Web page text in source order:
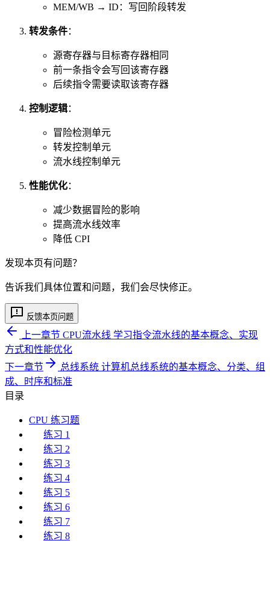
MEM/WB → ID：写回阶段转发
转发条件：
源寄存器与目标寄存器相同
前一条指令会写回该寄存器
后续指令需要读取该寄存器
控制逻辑：
冒险检测单元
转发控制单元
流水线控制单元
性能优化：
减少数据冒险的影响
提高流水线效率
降低 CPI
发现本页有问题？
告诉我们具体位置和问题，我们会尽快修正。
反馈本页问题
上一章节 CPU流水线 学习指令流水线的基本概念、实现
方式和性能优化
下一章节
总线系统 计算机总线系统的基本概念、分类、组
成、时序和标准
目录
CPU 练习题
练习 1
练习 2
练习 3
练习 4
练习 5
练习 6
练习 7
练习 8